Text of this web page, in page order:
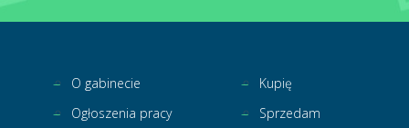
O gabinecie
Ogłoszenia pracy
Kupię
Sprzedam